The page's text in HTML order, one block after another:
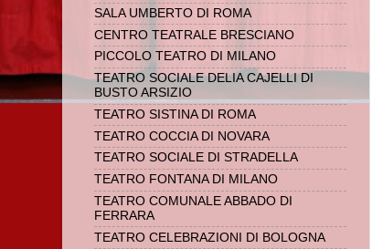
SALA UMBERTO DI ROMA
CENTRO TEATRALE BRESCIANO
PICCOLO TEATRO DI MILANO
TEATRO SOCIALE DELIA CAJELLI DI
BUSTO ARSIZIO
TEATRO SISTINA DI ROMA
TEATRO COCCIA DI NOVARA
TEATRO SOCIALE DI STRADELLA
TEATRO FONTANA DI MILANO
TEATRO COMUNALE ABBADO DI
FERRARA
TEATRO CELEBRAZIONI DI BOLOGNA